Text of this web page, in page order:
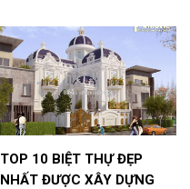
TOP 10 BIỆT THỰ ĐẸP
NHẤT ĐƯỢC XÂY DỰNG